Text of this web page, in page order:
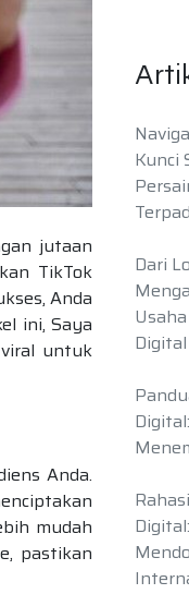
jutaan
TikTok
Anda
ini, Saya
untuk
Anda.
mudah
pastikan
Kunci
Dari